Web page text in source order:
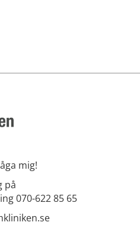
mig!
på
070-622 85 65